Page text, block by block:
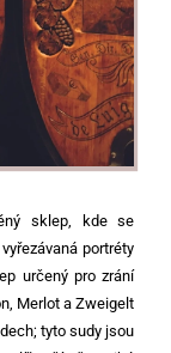
sklep, kde se
portréty
určený pro zrání
Merlot a Zweigelt
tyto sudy jsou